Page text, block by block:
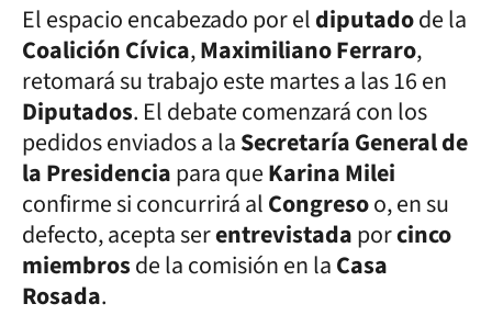
El espacio encabezado por eldiputadode la
Coalición Cívica,Maximiliano Ferraro,
retomará su trabajo este martes a las 16 en
Diputados. El debate comenzará con los
pedidos enviados a laSecretaría General de
la Presidenciapara queKarina Milei
confirme si concurrirá alCongresoo, en su
defecto, acepta serentrevistadaporcinco
miembrosde la comisión en laCasa
Rosada.